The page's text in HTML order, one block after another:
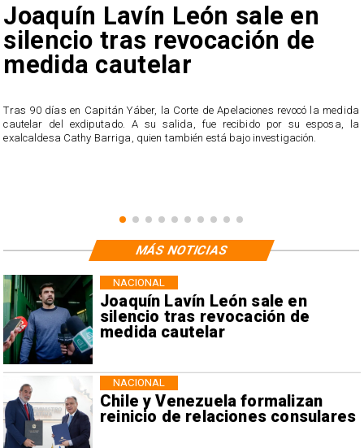
Joaquín Lavín León sale en
silencio tras revocación de
medida cautelar
Tras 90 días en Capitán Yáber, la Corte de Apelaciones revocó la medida
cautelar del exdiputado. A su salida, fue recibido por su esposa, la
exalcaldesa Cathy Barriga, quien también está bajo investigación.
Joaquín Lavín León sale en
silencio tras revocación de
medida cautelar
NACIONAL
Chile y Venezuela formalizan
reinicio de relaciones consulares
NACIONAL
MÁS NOTICIAS